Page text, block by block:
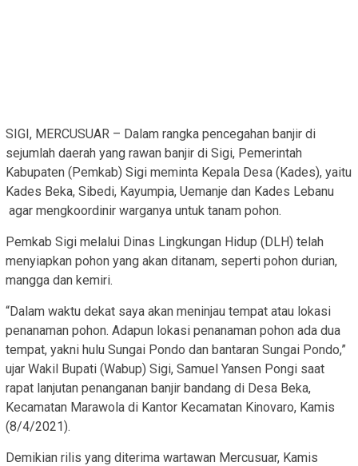
SIGI, MERCUSUAR – Dalam rangka pencegahan banjir di
sejumlah daerah yang rawan banjir di Sigi, Pemerintah
Kabupaten (Pemkab) Sigi meminta Kepala Desa (Kades), yaitu
Kades Beka, Sibedi, Kayumpia, Uemanje dan Kades Lebanu
agar mengkoordinir warganya untuk tanam pohon.
Pemkab Sigi melalui Dinas Lingkungan Hidup (DLH) telah
menyiapkan pohon yang akan ditanam, seperti pohon durian,
mangga dan kemiri.
“Dalam waktu dekat saya akan meninjau tempat atau lokasi
penanaman pohon. Adapun lokasi penanaman pohon ada dua
tempat, yakni hulu Sungai Pondo dan bantaran Sungai Pondo,”
ujar Wakil Bupati (Wabup) Sigi, Samuel Yansen Pongi saat
rapat lanjutan penanganan banjir bandang di Desa Beka,
Kecamatan Marawola di Kantor Kecamatan Kinovaro, Kamis
(8/4/2021).
Demikian rilis yang diterima wartawan Mercusuar, Kamis